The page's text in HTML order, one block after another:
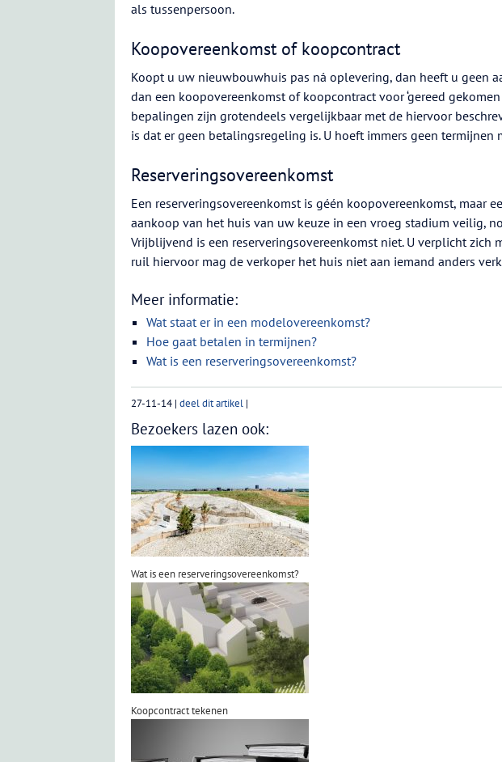
als tussenpersoon.
Koopovereenkomst of koopcontract
Koopt u uw nieuwbouwhuis pas ná oplevering, dan heeft u geen
dan een koopovereenkomst of koopcontract voor ‘gereed
bepalingen zijn grotendeels vergelijkbaar met de hiervoor
is dat er geen betalingsregeling is. U hoeft immers geen termijnen
Reserveringsovereenkomst
Een reserveringsovereenkomst is géén koopovereenkomst, maar
aankoop van het huis van uw keuze in een vroeg stadium veilig,
Vrijblijvend is een reserveringsovereenkomst niet. U verplicht zich
ruil hiervoor mag de verkoper het huis niet aan iemand anders
Meer informatie:
Wat staat er in een modelovereenkomst?
Hoe gaat betalen in termijnen?
Wat is een reserveringsovereenkomst?
27-11-14 | deel dit artikel |
Bezoekers lazen ook:
Wat is een reserveringsovereenkomst?
Koopcontract tekenen